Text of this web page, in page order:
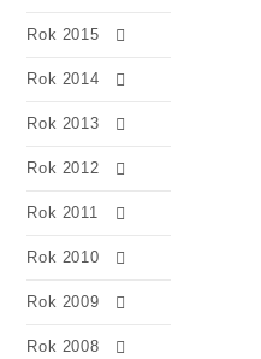
Rok 2015
Rok 2014
Rok 2013
Rok 2012
Rok 2011
Rok 2010
Rok 2009
Rok 2008